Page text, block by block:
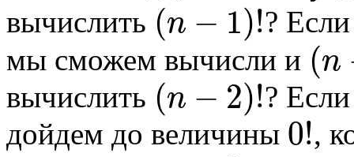
вычислить (n − 1)!?
мы сможем вычисли и (n
вычислить (n − 2)!?
дойдем до величины 0!,